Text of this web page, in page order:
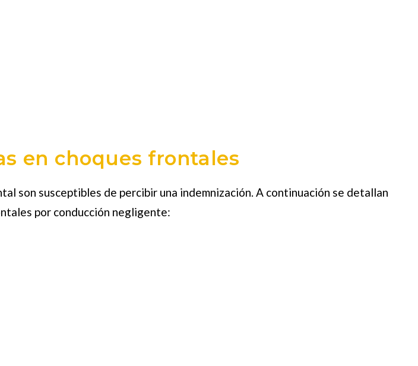
en choques frontales
son susceptibles de percibir una indemnización. A continuación se detallan
por conducción negligente: